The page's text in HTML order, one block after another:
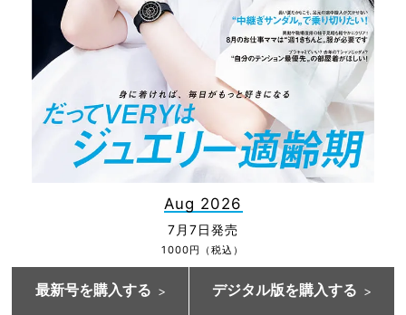
Aug 2026
7月7日発売
1000円（税込）
最新号を購入する デジタル版を購入する